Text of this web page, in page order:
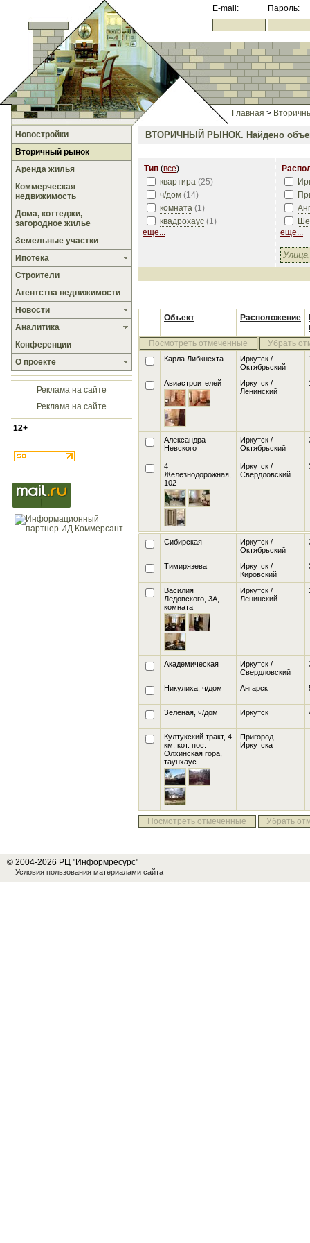
E-mail: Пароль:
Главная >
Новостройки
Вторичный рынок
Аренда жилья
Коммерческая
недвижимость
Дома, коттеджи,
загородное жилье
Земельные участки
Ипотека
Строители
Агентства недвижимости
Новости
Аналитика
Конференции
О проекте
Реклама на сайте
Реклама на сайте
12+
ВТОРИЧНЫЙ РЫНОК. Найдено
Тип (все)
квартира (25)
ч/дом (14)
комната (1)
квадрохаус (1)
еще...
еще...
Объект Расположение
Посмотреть отмеченные
Убрать
Карла Либкнехта
Иркутск /
Октябрьский
Авиастроителей
Иркутск /
Ленинский
Александра
Невского
Иркутск /
Октябрьский
4
Железнодорожная,
102
Иркутск /
Свердловский
Сибирская
Иркутск /
Октябрьский
Тимирязева
Иркутск /
Кировский
Василия
Ледовского, 3А
комната
Иркутск /
Ленинский
Академическая
Иркутск /
Свердловский
Никулиха , ч/дом Ангарск
Зеленая , ч/дом Иркутск
Култукский тракт, 4
км, кот. пос.
Олхинская гора
таунхаус
Пригород
Иркутска
Посмотреть отмеченные Убрать
© 2004-2026 РЦ "Информресурс"
Условия пользования материалами сайта